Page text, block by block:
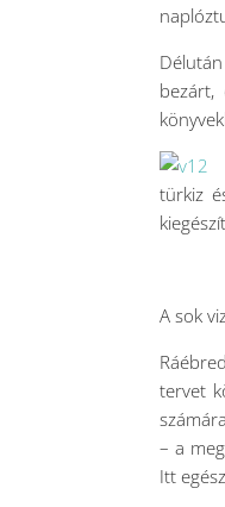
bezárt,
türkiz
A sok
tervet
– a
Itt